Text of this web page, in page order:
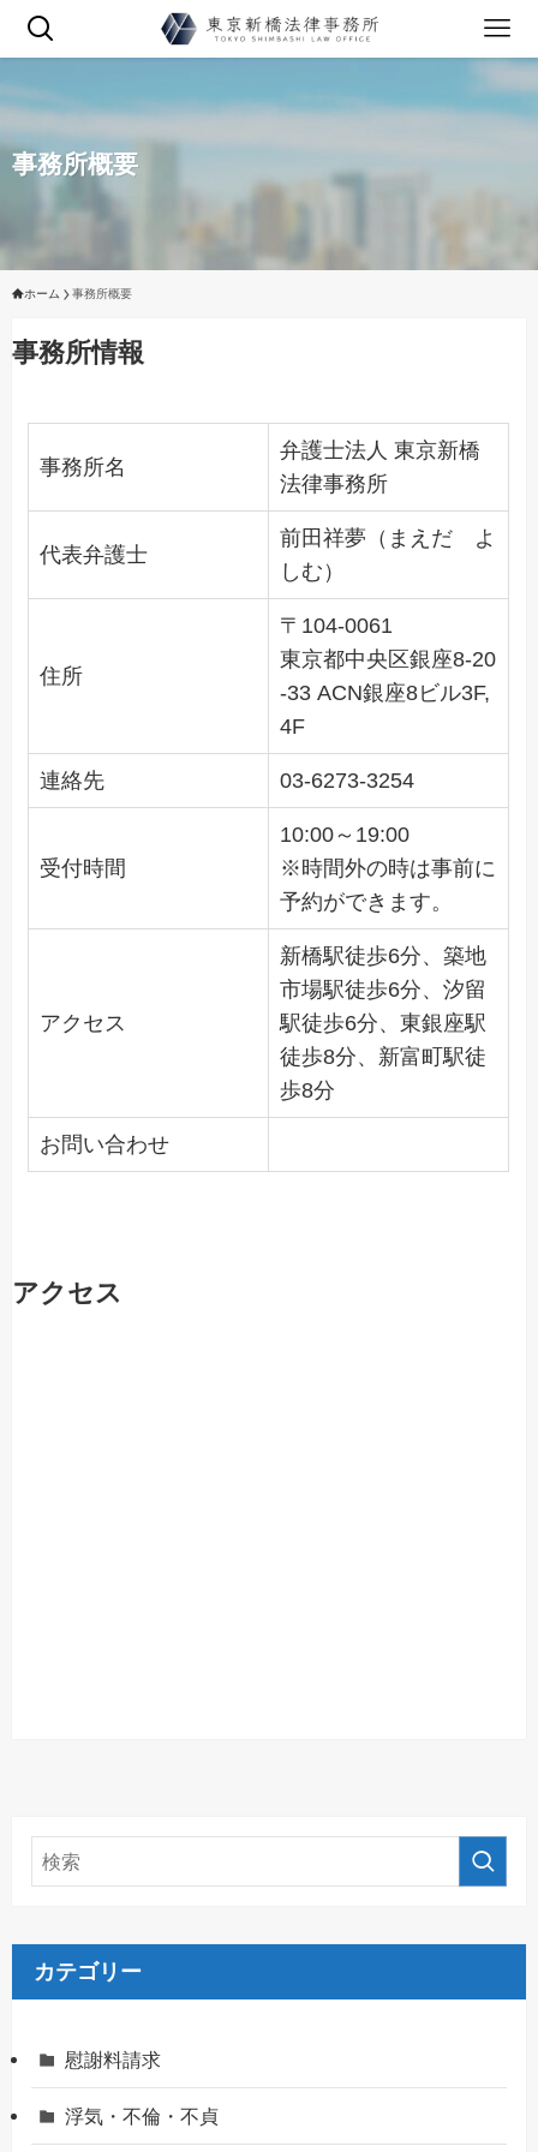
事務所概要
ホーム 事務所概要
事務所情報
事務所名
弁護士法人 東京新橋
法律事務所
代表弁護士
前田祥夢（まえだ よ
しむ）
住所
〒104-0061
東京都中央区銀座8-20
-33ACN銀座8ビル3F,
4F
連絡先 03-6273-3254
受付時間
10:00～19:00
※時間外の時は事前に
予約ができます。
アクセス
新橋駅徒歩6分、築地
市場駅徒歩6分、汐留
駅徒歩6分、東銀座駅
徒歩8分、新富町駅徒
歩8分
お問い合わせ
アクセス
カテゴリー
慰謝料請求
浮気・不倫・不貞